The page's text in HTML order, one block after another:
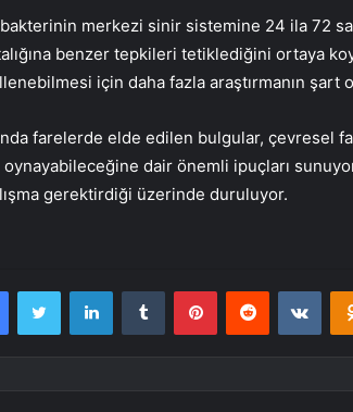
bakterinin merkezi sinir sistemine 24 ila 72
benzer tepkileri tetiklediğini ortaya
için daha fazla araştırmanın
farelerde elde edilen bulgular, çevresel
dair önemli ipuçları
gerektirdiği üzerinde duruluyor.
FacebookTwitter LinkedInTumblr PinterestReddit